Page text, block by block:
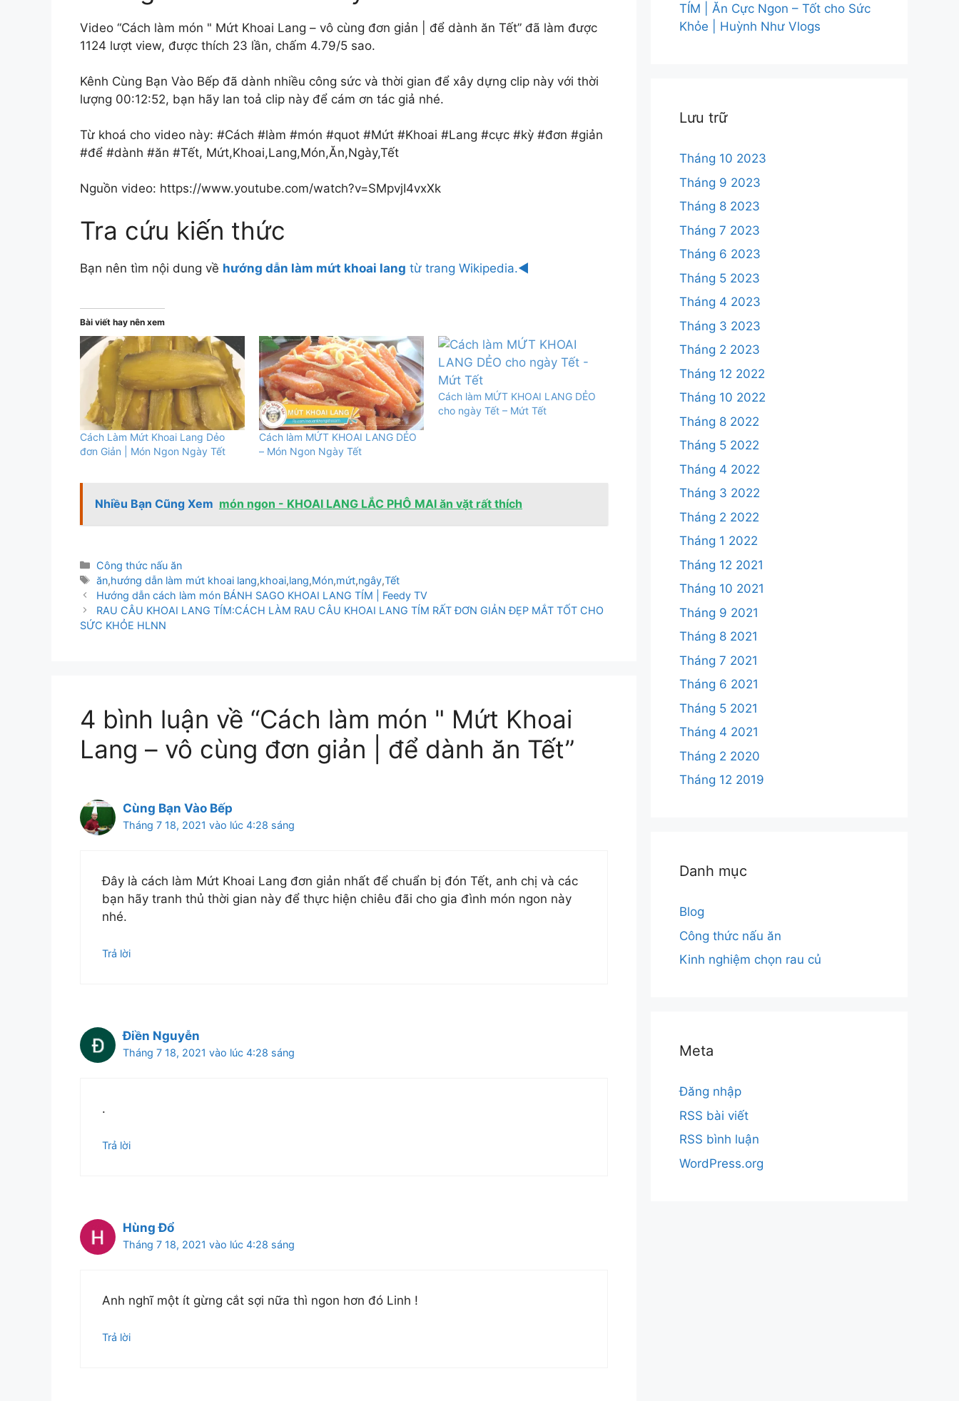
Video “Cách làm món " Mứt Khoai Lang – vô cùng đơn giản | để dành ăn Tết” đã làm được
1124 lượt view, được thích 23 lần, chấm 4.79/5 sao.
Kênh Cùng Bạn Vào Bếp đã dành nhiều công sức và thời gian để xây dựng clip này với thời
lượng 00:12:52, bạn hãy lan toả clip này để cám ơn tác giả nhé.
Từ khoá cho video này: #Cách #làm #món #quot #Mứt #Khoai #Lang #cực #kỳ #đơn #giản
#để #dành #ăn #Tết, Mứt,Khoai,Lang,Món,Ăn,Ngày,Tết
Nguồn video: https://www.youtube.com/watch?v=SMpvjI4vxXk
Tra cứu kiến thức
Bạn nên tìm nội dung về hướng dẫn làm mứt khoai lang từ trang Wikipedia.◄
Bài viết hay nên xem
Cách Làm Mứt Khoai Lang Dẻo
đơn Giản | Món Ngon Ngày Tết
Cách làm MỨT KHOAI LANG DẺO
– Món Ngon Ngày Tết
Cách làm MỨT KHOAI LANG DẺO
cho ngày Tết – Mứt Tết
Nhiều Bạn Cũng Xem món ngon - KHOAI LANG LẮC PHÔ MAI ăn vặt rất thích
Danh
mục
Công thức nấu ăn
Thẻ
ăn,hướng dẫn làm mứt khoai lang,khoai,lang,Món,mứt,ngây,Tết
Hướng dẫn cách làm món BÁNH SAGO KHOAI LANG TÍM | Feedy TV
RAU CÂU KHOAI LANG TÍM:CÁCH LÀM RAU CÂU KHOAI LANG TÍM RẤT ĐƠN GIẢN ĐẸP MẮT TỐT CHO
SỨC KHỎE HLNN
4 bình luận về “Cách làm món " Mứt Khoai
Lang – vô cùng đơn giản | để dành ăn Tết”
Cùng Bạn Vào Bếp
Tháng 7 18, 2021 vào lúc 4:28 sáng
Đây là cách làm Mứt Khoai Lang đơn giản nhất để chuẩn bị đón Tết, anh chị và các
bạn hãy tranh thủ thời gian này để thực hiện chiêu đãi cho gia đình món ngon này
nhé.
Trả lời
Điền Nguyễn
Tháng 7 18, 2021 vào lúc 4:28 sáng
.
Trả lời
Hùng Đổ
Tháng 7 18, 2021 vào lúc 4:28 sáng
Anh nghĩ một ít gừng cắt sợi nữa thì ngon hơn đó Linh !
Trả lời
TÍM | Ăn Cực Ngon – Tốt cho Sức
Khỏe | Huỳnh Như Vlogs
Lưu trữ
Tháng 10 2023
Tháng 9 2023
Tháng 8 2023
Tháng 7 2023
Tháng 6 2023
Tháng 5 2023
Tháng 4 2023
Tháng 3 2023
Tháng 2 2023
Tháng 12 2022
Tháng 10 2022
Tháng 8 2022
Tháng 5 2022
Tháng 4 2022
Tháng 3 2022
Tháng 2 2022
Tháng 1 2022
Tháng 12 2021
Tháng 10 2021
Tháng 9 2021
Tháng 8 2021
Tháng 7 2021
Tháng 6 2021
Tháng 5 2021
Tháng 4 2021
Tháng 2 2020
Tháng 12 2019
Danh mục
Blog
Công thức nấu ăn
Kinh nghiệm chọn rau củ
Meta
Đăng nhập
RSS bài viết
RSS bình luận
WordPress.org